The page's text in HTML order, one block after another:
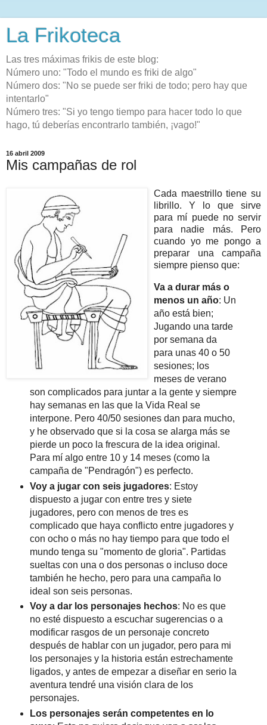
La Frikoteca
Las tres máximas frikis de este blog:
Número uno: "Todo el mundo es friki de algo"
Número dos: "No se puede ser friki de todo; pero hay que
intentarlo"
Número tres: "Si yo tengo tiempo para hacer todo lo que
hago, tú deberías encontrarlo también, ¡vago!"
16 abril 2009
Mis campañas de rol
Cada maestrillo tiene su
librillo. Y lo que sirve
para mí puede no servir
para nadie más. Pero
cuando yo me pongo a
preparar una campaña
siempre pienso que:
Va a durar más o
menos un año: Un
año está bien;
Jugando una tarde
por semana da
para unas 40 o 50
sesiones; los
meses de verano
son complicados para juntar a la gente y siempre
hay semanas en las que la Vida Real se
interpone. Pero 40/50 sesiones dan para mucho,
y he observado que si la cosa se alarga más se
pierde un poco la frescura de la idea original.
Para mí algo entre 10 y 14 meses (como la
campaña de "Pendragón") es perfecto.
Voy a jugar con seis jugadores: Estoy
dispuesto a jugar con entre tres y siete
jugadores, pero con menos de tres es
complicado que haya conflicto entre jugadores y
con ocho o más no hay tiempo para que todo el
mundo tenga su "momento de gloria". Partidas
sueltas con una o dos personas o incluso doce
también he hecho, pero para una campaña lo
ideal son seis personas.
Voy a dar los personajes hechos: No es que
no esté dispuesto a escuchar sugerencias o a
modificar rasgos de un personaje concreto
después de hablar con un jugador, pero para mi
los personajes y la historia están estrechamente
ligados, y antes de empezar a diseñar en serio la
aventura tendré una visión clara de los
personajes.
Los personajes serán competentes en lo